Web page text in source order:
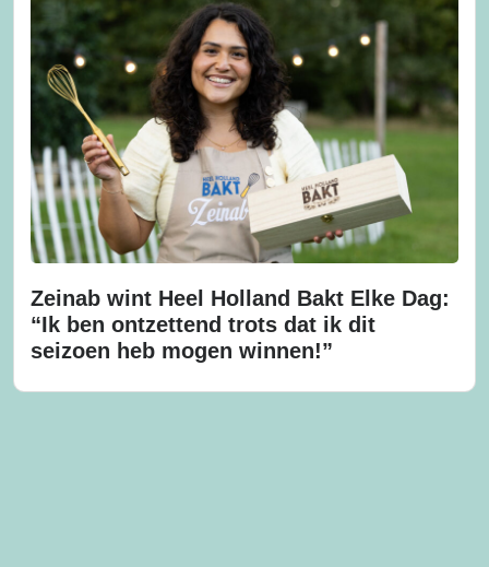
Zeinab wint Heel Holland Bakt Elke Dag:
“Ik ben ontzettend trots dat ik dit
seizoen heb mogen winnen!”